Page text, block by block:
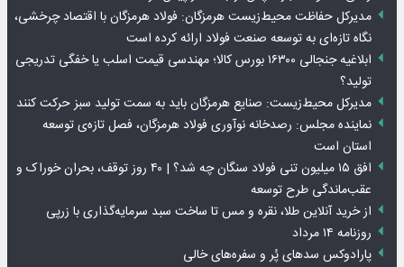
مدیرکل حفاظت محیط‌زیست هرمزگان: فولاد هرمزگان با اقتصاد چرخشی،
نگاه تازه‌ای به توسعه صنعت فولاد ارائه کرده است
ابلاغیه جنجالی ۱۶۳۰۰ بورس کالا؛ مهندسی قیمت اسلب یا خفگی تدریجی
تولید؟
مدیرکل محیط‌زیست: صنایع هرمزگان باید به سمت تولید سبز حرکت کنند
نماینده مجلس: رصدخانه نوآوری فولاد هرمزگان، فصل تازه‌ی توسعه
استان است
افق ۱۵ میلیون تنی فولاد سنگان چه شد؟ | ۴۰ روز توقف، بحران خوراک و
عقب‌ماندگی طرح توسعه
از خرید آنلاین طلا، نقره و مس تا ساخت سبد سرمایه‌گذاری با زرپی
روزنامه ۱۴ مرداد
پارادوکس سدهای پُر و سفره‌های خالی